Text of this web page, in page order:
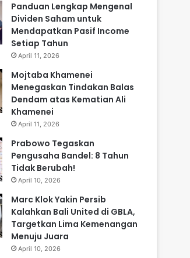
Panduan Lengkap Mengenal
Dividen Saham untuk
Mendapatkan Pasif Income
Setiap Tahun
April 11, 2026
Mojtaba Khamenei
Menegaskan Tindakan Balas
Dendam atas Kematian Ali
Khamenei
April 11, 2026
Prabowo Tegaskan
Pengusaha Bandel: 8 Tahun
Tidak Berubah!
April 10, 2026
Marc Klok Yakin Persib
Kalahkan Bali United di GBLA,
Targetkan Lima Kemenangan
Menuju Juara
April 10, 2026